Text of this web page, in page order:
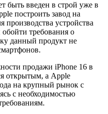
быть введен в строй уже в
построить завод на
производства устройства
требования о
данный продукт не
продажи iPhone 16 в
открытым, а Apple
на крупный рынок с
с необходимостью